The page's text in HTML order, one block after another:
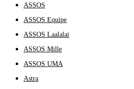
ASSOS
ASSOS Equipe
ASSOS Laalalai
ASSOS Mille
ASSOS UMA
Astra